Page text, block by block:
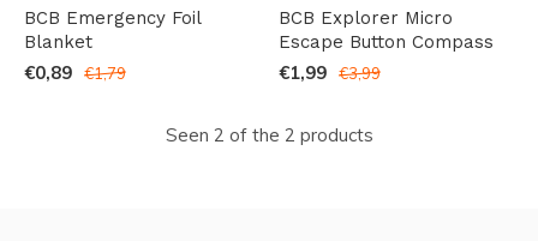
BCB Emergency Foil
Blanket
€0,89 €1,79
BCB Explorer Micro
Escape Button Compass
€1,99 €3,99
Seen 2 of the 2 products